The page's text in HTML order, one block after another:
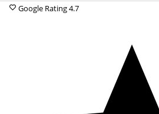
Google Rating4.7